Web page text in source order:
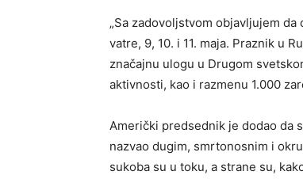
„Sa zadovoljstvom objavljujem
vatre, 9, 10. i 11. maja. Praznik u
značajnu ulogu u Drugom
aktivnosti, kao i razmenu 1.000
Američki predsednik je dodao da
nazvao dugim, smrtonosnim i
sukoba su u toku, a strane su,